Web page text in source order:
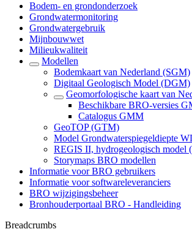
Bodem- en grondonderzoek
Grondwatermonitoring
Grondwatergebruik
Mijnbouwwet
Milieukwaliteit
Modellen
Bodemkaart van Nederland (SGM)
Digitaal Geologisch Model (DGM)
Geomorfologische kaart van
Beschikbare BRO-versies
Catalogus GMM
GeoTOP (GTM)
Model Grondwaterspiegeldiepte
REGIS II, hydrogeologisch model
Storymaps BRO modellen
Informatie voor BRO gebruikers
Informatie voor softwareleveranciers
BRO wijzigingsbeheer
Bronhouderportaal BRO - Handleiding
Breadcrumbs